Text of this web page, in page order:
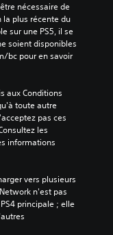
nécessaire de
la plus récente du
sur une PS5, il se
soient disponibles
bc pour en savoir
aux Conditions
toute autre
pas ces
les
informations
vers plusieurs
n'est pas
principale ; elle